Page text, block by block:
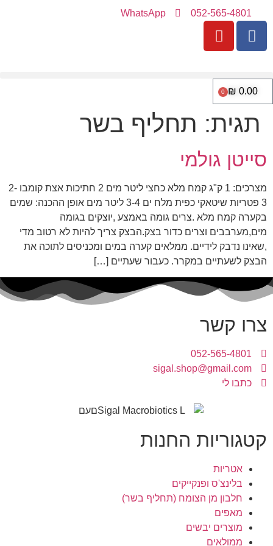
052-565-4801
WhatsApp
₪ 0.00
0
תגית: תחליף בשר
סייטן גולמי
מצרכים: 1 ק"ג קמח מלא כחצי ליטר מים 2 חתיכות אצת קומבו 2-
3 פטריות שיטאקי כפית מלח ים 3-4 ליטר מים אופן ההכנה: שמים
בקערה קמח מלא .צרים גומה באמצע ,יוצקים בגומה
מים,מערבבים וצרים כדור בצק.הבצק צריך להיות לא רטוב מדי
,שאינו נדבק לידיים. ממלאים קערה במים ומכניסים לתוכה את
הבצק לשעתיים במקרר. כעבור שעתיים […]
צרו קשר
052-565-4801
sigal.shop@gmail.com
כתבו לי
קטגוריות החנות
אטריות
בלינצ'ס ופנקייקים
חלבון מן הצומח (תחליף בשר)
מאפים
מוצרים יבשים
ממולאים